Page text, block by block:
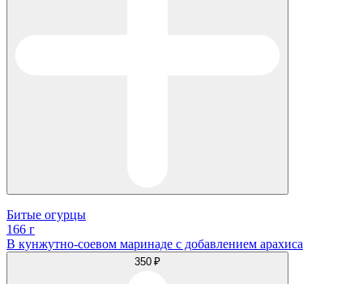
Битые огурцы
166 г
В кунжутно-соевом маринаде с добавлением арахиса
350 ₽